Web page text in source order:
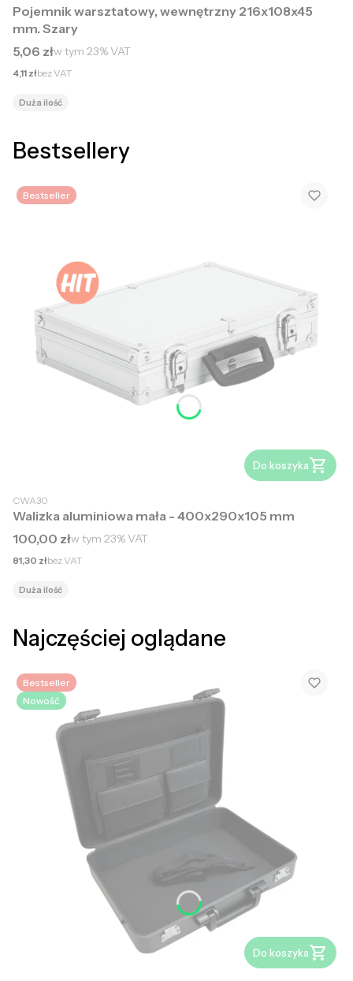
Pojemnik warsztatowy, wewnętrzny 216x108x45
mm. Szary
Cena brutto
5,06 złw tym 23%VAT
Cena netto
4,11 złbez VAT
Duża ilość
Bestsellery
Bestseller
Do koszyka
CWA30
Walizka aluminiowa mała - 400x290x105 mm
Cena brutto
100,00 złw tym 23%VAT
Cena netto
81,30 złbez VAT
Duża ilość
Najczęściej oglądane
Bestseller
Nowość
Do koszyka